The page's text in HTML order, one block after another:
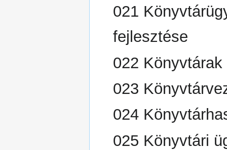
021
fejlesztése
022
023
024
025 Könyvtári